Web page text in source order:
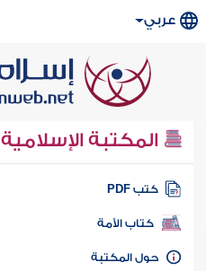
عربي
المكتبة الإسلامية
كتب PDF
كتاب الأمة